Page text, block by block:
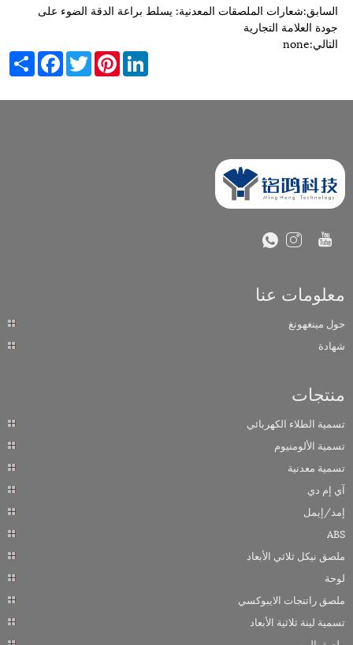
السابق:شعارات الملصقات المعدنية: يسلط براعة الدقة الضوء على
جودة العلامة التجارية
التالي:none
Share
FacebookTwitterPinterestLinkedIn
معلومات عنا
حول مينغهونغ
شهادة
منتجات
تسمية الطلاء الكهربائي
تسمية الألومنيوم
تسمية معدنية
آي إم دي
إمد/إيمل
ABS
ملصق نيكل ثلاثي الأبعاد
لوحة
ملصق راتنجات الايبوكسي
تسمية لينة ثلاثية الأبعاد